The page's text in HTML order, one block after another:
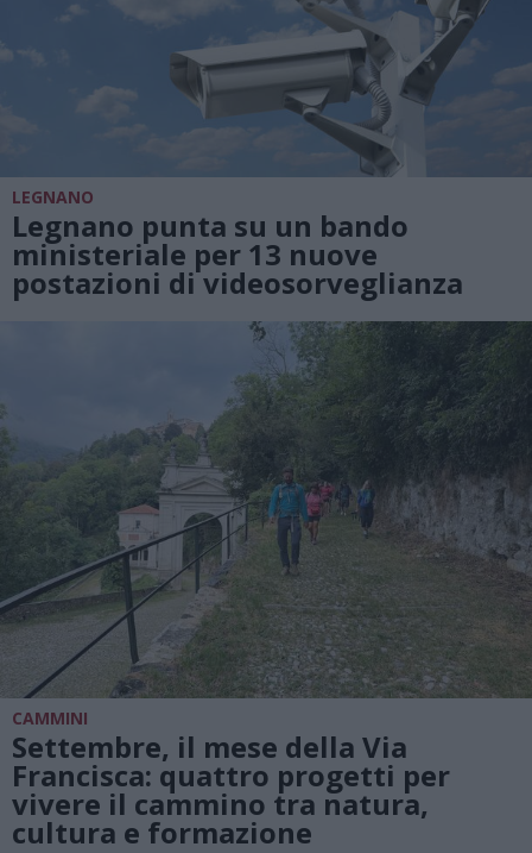
LEGNANO
Legnano punta su un bando
ministeriale per 13 nuove
postazioni di videosorveglianza
CAMMINI
Settembre, il mese della Via
Francisca: quattro progetti per
vivere il cammino tra natura,
cultura e formazione